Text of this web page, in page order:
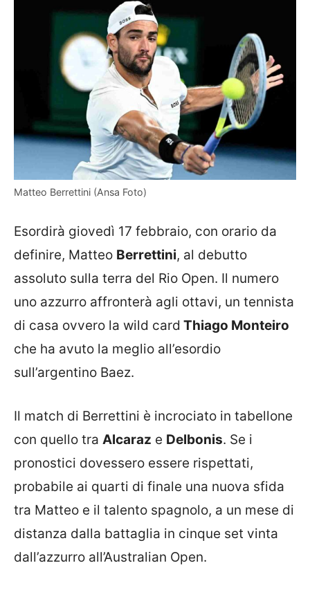
Matteo Berrettini (Ansa Foto)
Esordirà giovedì 17 febbraio, con orario da
definire, Matteo Berrettini, al debutto
assoluto sulla terra del Rio Open. Il numero
uno azzurro affronterà agli ottavi, un tennista
di casa ovvero la wild card Thiago Monteiro
che ha avuto la meglio all’esordio
sull’argentino Baez.
Il match di Berrettini è incrociato in tabellone
con quello tra Alcaraz e Delbonis. Se i
pronostici dovessero essere rispettati,
probabile ai quarti di finale una nuova sfida
tra Matteo e il talento spagnolo, a un mese di
distanza dalla battaglia in cinque set vinta
dall’azzurro all’Australian Open.